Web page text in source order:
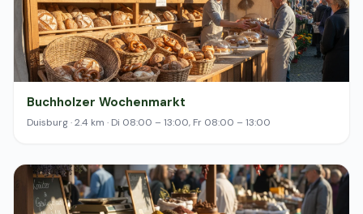
Buchholzer Wochenmarkt
Duisburg · 2.4 km · Di 08:00 – 13:00, Fr 08:00 – 13:00